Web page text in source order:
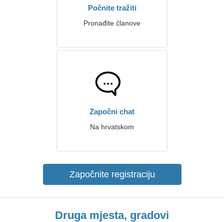
Počnite tražiti
Pronađite članove
Započni chat
Na hrvatskom
Započnite registraciju
Druga mjesta, gradovi